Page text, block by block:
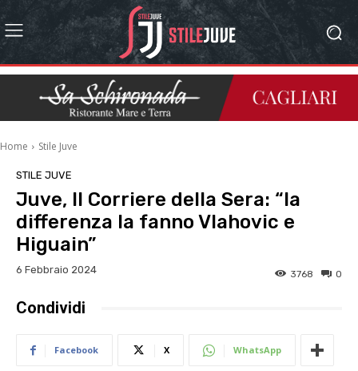
Home Stile Juve
STILE JUVE
Juve, Il Corriere della Sera: “la
differenza la fanno Vlahovic e
Higuain”
6 Febbraio 2024 0
3768
Condividi
Facebook X WhatsApp